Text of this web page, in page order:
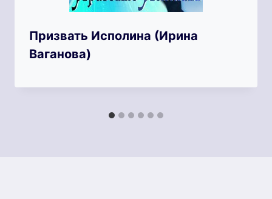
Призвать Исполина (Ирина
Ваганова)